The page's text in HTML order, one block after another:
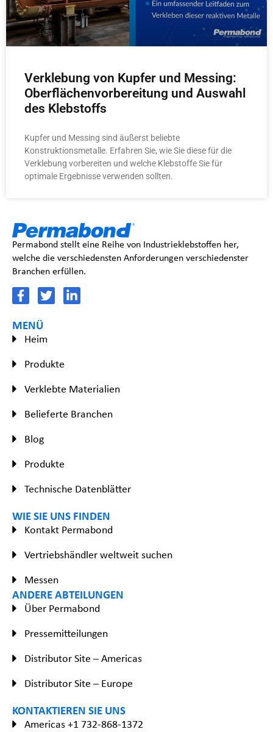
Verklebung von Kupfer und Messing:
Oberflächenvorbereitung und Auswahl
des Klebstoffs
Kupfer und Messing sind äußerst beliebte
Konstruktionsmetalle. Erfahren Sie, wie Sie diese für die
Verklebung vorbereiten und welche Klebstoffe Sie für
optimale Ergebnisse verwenden sollten.
Permabond stellt eine Reihe von Industrieklebstoffen her,
welche die verschiedensten Anforderungen verschiedenster
Branchen erfüllen.
MENÜ
Heim
Produkte
Verklebte Materialien
Belieferte Branchen
Blog
Produkte
Technische Datenblätter
WIE SIE UNS FINDEN
Kontakt Permabond
Vertriebshändler weltweit suchen
Messen
ANDERE ABTEILUNGEN
Über Permabond
Pressemitteilungen
Distributor Site – Americas
Distributor Site – Europe
KONTAKTIEREN SIE UNS
Americas +1 732-868-1372